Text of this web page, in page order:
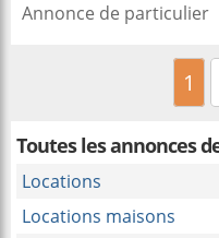
Annonce de particulier
1
Toutes les annonces
Locations
Locations maisons